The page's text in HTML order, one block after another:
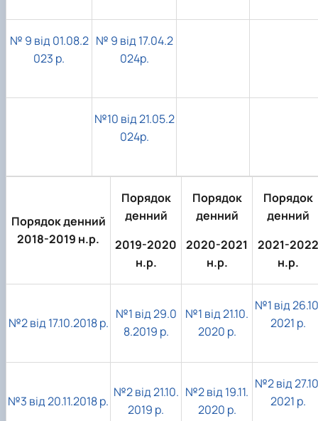
№ 9 від 01.08.2
023 р.
№ 9 від 17.04.2
024р.
№10 від 21.05.2
024р.
Порядок денний
2018-2019 н.р.
Порядок
денний
2019-2020
н.р.
Порядок
денний
2020-2021
н.р.
Порядок
денний
2021-2022
н.р.
№2 від 17.10.2018 р.
№1 від 29.0
8.2019 р.
№1 від 21.10.
2020 р.
№1 від
2021 р.
№3 від 20.11.2018 р.
№2 від 21.10.
2019 р.
№2 від 19.11.
2020 р.
№2 від
2021 р.